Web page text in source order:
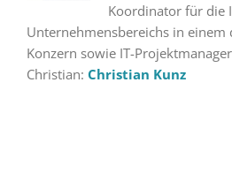
Koordinator für die
Unternehmensbereichs in einem
Konzern sowie IT-
Christian: Christian Kunz